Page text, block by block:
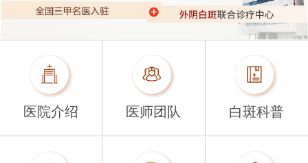
医院介绍 医师团队 白斑科普